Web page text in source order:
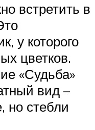
встретить в
у которого
цветков.
«Судьба»
вид –
но стебли